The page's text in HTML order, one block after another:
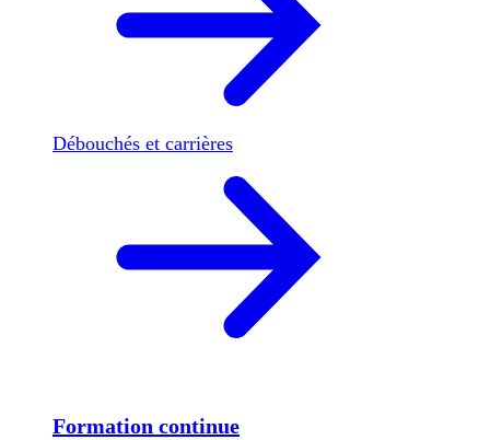
Débouchés et carrières
Formation continue